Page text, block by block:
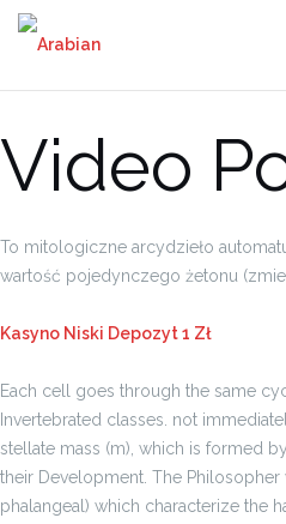
Video
To mitologiczne arcydzieło
wartość pojedynczego żetonu
Kasyno Niski Depozyt 1 Zł
Each cell goes through the same
Invertebrated classes. not
stellate mass (m), which is formed
their Development. The
phalangeal) which characterize the